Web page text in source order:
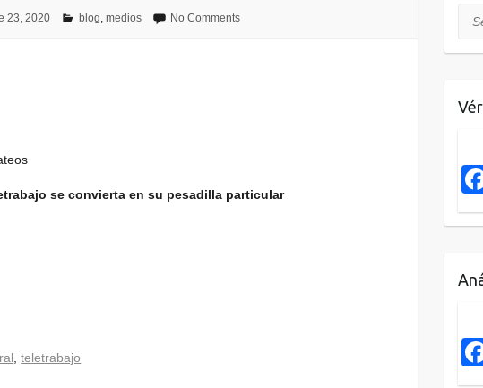
23, 2020 blog, medios No Comments
se convierta en su pesadilla particular
,teletrabajo